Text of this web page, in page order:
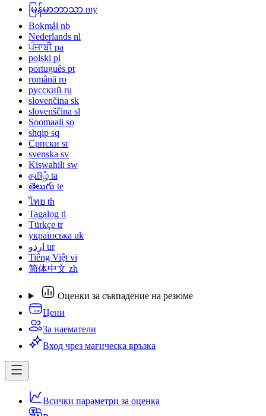
မြန်မာဘာသာ my
Bokmål nb
Nederlands nl
ਪੰਜਾਬੀ pa
polski pl
português pt
română ro
русский ru
slovenčina sk
slovenščina sl
Soomaali so
shqip sq
Српски sr
svenska sv
Kiswahili sw
தமிழ் ta
తెలుగు te
ไทย th
Tagalog tl
Türkçe tr
українська uk
اردو ur
Tiếng Việt vi
简体中文 zh
Оценки за съвпадение на резюме
Цени
За наематели
Вход чрез магическа връзка
Всички параметри за оценка